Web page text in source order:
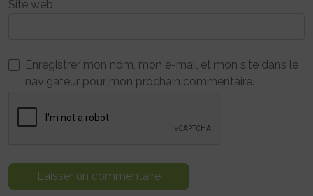
Site web
Enregistrer mon nom, mon e-mail et mon site dans le
navigateur pour mon prochain commentaire.